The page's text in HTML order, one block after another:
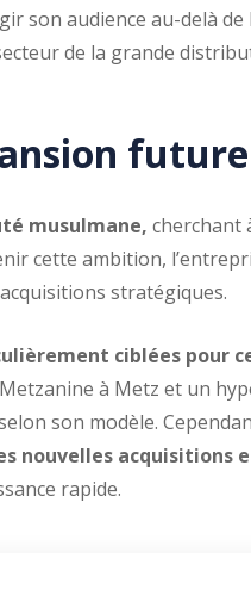
son audience au-delà de
de la grande
future
musulmane, cherchant
cette ambition,
stratégiques.
ciblées pour
à Metz et un
son modèle.
nouvelles acquisitions
rapide.